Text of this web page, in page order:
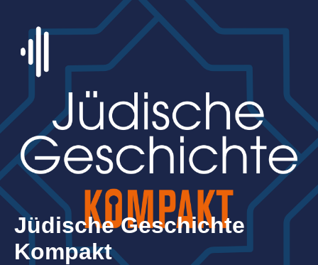
Jüdische Geschichte
Kompakt